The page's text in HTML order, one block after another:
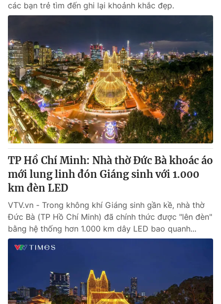
Pháp luật
Y tế
Thế giới
Tin tức
Thế giới đó đây
Câu chuyện quốc tế
Kinh tế
Tài chính
Thị trường
Góc doanh nghiệp
Dữ liệu và đời sống
Truyền hình
Phim VTV
Hậu trường
Nhân vật
Khán giả
Giải trí
Điện ảnh
Âm nhạc
Sao
Đời sống
Du lịch
Chất lượng cuộc sống
Giáo dục
Học trực tuyến
Công nghệ
Hitech Công nghệ tương lai
các bạn trẻ tìm đến ghi lại khoảnh khắc đẹp.
TP Hồ Chí Minh: Nhà thờ Đức Bà khoác áo
mới lung linh đón Giáng sinh với 1.000
km đèn LED
VTV.vn - Trong không khí Giáng sinh gần kề, nhà thờ
Đức Bà (TP Hồ Chí Minh) đã chính thức được "lên đèn"
bằng hệ thống hơn 1.000 km dây LED bao quanh...